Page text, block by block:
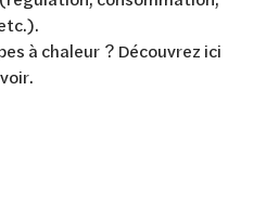
à chaleur ? Découvrez ici